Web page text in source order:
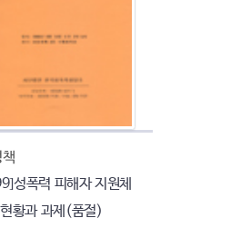
성폭력 피해자 지원체
황과 과제(품절)